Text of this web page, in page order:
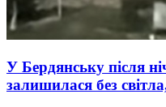
У Бердянську після
залишилася без